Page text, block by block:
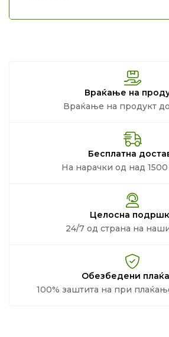
Враќање на
Враќање на продукт
Бесплатна
На нарачки од над
Целосна
24/7 од страна на
Обезбедени
100% заштита на при